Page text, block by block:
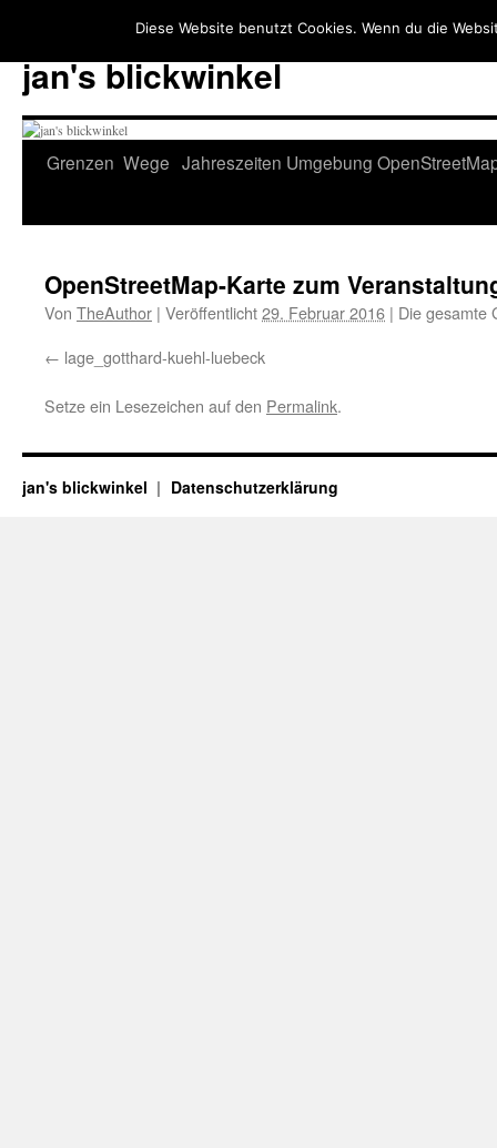
jan's blickwinkel
Zum
Grenzen Wege Jahreszeiten Umgebung
OpenStreetMap-Karte zum
Von TheAuthor | Veröffentlicht29. Februar 2016 | Die gesamte
lage_gotthard-kuehl-luebeck
Setze ein Lesezeichen auf den Permalink.
jan's blickwinkel Datenschutzerklärung
Diese Website benutzt Cookies. Wenn du die